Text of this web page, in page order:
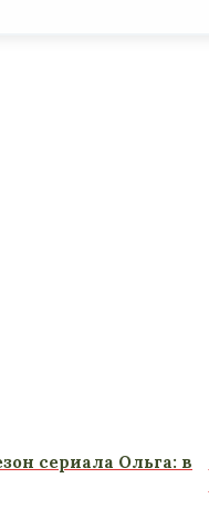
сериала Ольга: в